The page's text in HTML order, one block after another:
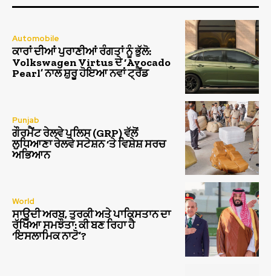
Automobile
ਕਾਰਾਂ ਦੀਆਂ ਪੁਰਾਣੀਆਂ ਰੰਗਤਾਂ ਨੂੰ ਭੁੱਲੋ:
Volkswagen Virtus ਦੇ ‘Avocado
Pearl’ ਨਾਲ ਸ਼ੁਰੂ ਹੋਇਆ ਨਵਾਂ ਟ੍ਰੈਂਡ
Punjab
ਗੌਰਮੈਂਟ ਰੇਲਵੇ ਪੁਲਿਸ (GRP) ਵੱਲੋਂ
ਲੁਧਿਆਣਾ ਰੇਲਵੇ ਸਟੇਸ਼ਨ ‘ਤੇ ਵਿਸ਼ੇਸ਼ ਸਰਚ
ਅਭਿਆਨ
World
ਸਾਊਦੀ ਅਰਬ, ਤੁਰਕੀ ਅਤੇ ਪਾਕਿਸਤਾਨ ਦਾ
ਰੱਖਿਆ ਸਮਝੌਤਾ: ਕੀ ਬਣ ਰਿਹਾ ਹੈ
‘ਇਸਲਾਮਿਕ ਨਾਟੋ’?